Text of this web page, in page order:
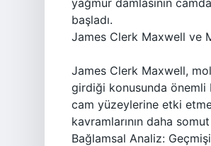
yağmur damlasının
başladı.
James Clerk Maxwell ve
James Clerk Maxwell,
girdiği konusunda önemli
cam yüzeylerine etki
kavramlarının daha
Bağlamsal Analiz: